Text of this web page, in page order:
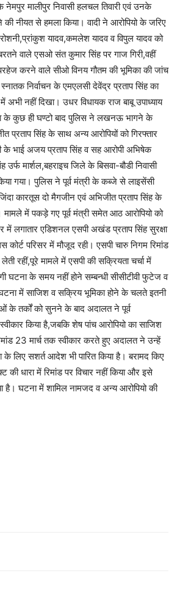
मालीपुर निवासी हलचल तिवारी एवं उनके
नीयत से हमला किया। वादी ने आरोपियो के जरिए
यादव,कमलेश यादव व विपुल यादव को
वाले एसओ संत कुमार सिंह पर गाज गिरी,वहीं
करने वाले सीओ विनय गौतम की भूमिका की जांच
निर्वाचन के एमएलसी देवेंद्र प्रताप सिंह का
नहीं दिखा। उधर विधायक राज बाबू उपाध्याय
के कुछ ही घण्टो बाद पुलिस ने लखनऊ भागने के
प्रताप सिंह के साथ अन्य आरोपियों को गिरफ्तार
के भाई अजय प्रताप सिंह व सह आरोपी अभिषेक
मार्शल,बहराइच जिले के बिसवा-बौडी निवासी
गया। पुलिस ने पूर्व मंत्री के कब्जे से लाइसेंसी
कारतूस दो मैगजीन एवं अभिजीत प्रताप सिंह के
मामले में पकड़े गए पूर्व मंत्री समेत आठ आरोपियो को
में लगातार एडिशनल एसपी अखंड प्रताप सिंह सुरक्षा
कोर्ट परिसर में मौजूद रही। एसपी चारु निगम रिमांड
रहीं,पूरे मामले में एसपी की सक्रियता चर्चा में
घटना के समय नहीं होने सम्बन्धी सीसीटीवी फुटेज व
में साजिश व सक्रिय भूमिका होने के चलते इतनी
के तर्कों को सुनने के बाद अदालत ने पूर्व
किया है,जबकि शेष पांच आरोपियो का साजिश
23 मार्च तक स्वीकार करते हुए अदालत ने उन्हें
लिए सशर्त आदेश भी पारित किया है। बरामद किए
धारा में रिमांड पर विचार नहीं किया और इसे
है। घटना में शामिल नामजद व अन्य आरोपियो की